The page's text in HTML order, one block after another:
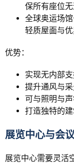
保所有座位无
全球奥运场
轻质屋面与优
优势：
实现无内部支
提升通风与采
可与照明与声
打造独特的建
展览中心与会
展览中心需要灵活